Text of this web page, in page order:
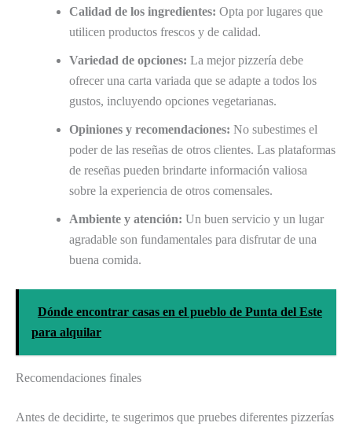
Calidad de los ingredientes: Opta por lugares que
utilicen productos frescos y de calidad.
Variedad de opciones: La mejor pizzería debe
ofrecer una carta variada que se adapte a todos los
gustos, incluyendo opciones vegetarianas.
Opiniones y recomendaciones: No subestimes el
poder de las reseñas de otros clientes. Las plataformas
de reseñas pueden brindarte información valiosa
sobre la experiencia de otros comensales.
Ambiente y atención: Un buen servicio y un lugar
agradable son fundamentales para disfrutar de una
buena comida.
Dónde encontrar casas en el pueblo de Punta del Este
para alquilar
Recomendaciones finales
Antes de decidirte, te sugerimos que pruebes diferentes pizzerías